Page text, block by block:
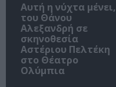
Αυτή η νύχτα μένει,
του Θάνου
Αλεξανδρή σε
σκηνοθεσία
Αστέριου Πελτέκη
στο Θέατρο
Ολύμπια